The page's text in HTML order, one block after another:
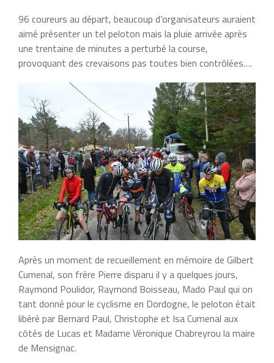
96 coureurs au départ, beaucoup d’organisateurs auraient
aimé présenter un tel peloton mais la pluie arrivée après
une trentaine de minutes a perturbé la course,
provoquant des crevaisons pas toutes bien contrôlées….
Après un moment de recueillement en mémoire de Gilbert
Cumenal, son frère Pierre disparu il y a quelques jours,
Raymond Poulidor, Raymond Boisseau, Mado Paul qui on
tant donné pour le cyclisme en Dordogne, le peloton était
libéré par Bernard Paul, Christophe et Isa Cumenal aux
côtés de Lucas et Madame Véronique Chabreyrou la maire
de Mensignac.